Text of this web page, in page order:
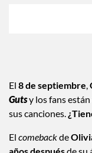
El 8 de septiembre,
Gutsy los fans están
sus canciones.
El comebackde